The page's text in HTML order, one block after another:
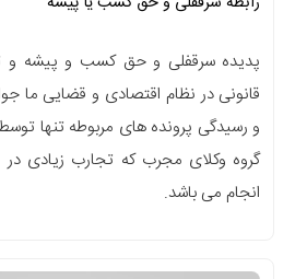
پدیده سرقفلی و حق کسب و پیشه و
قانونی در نظام اقتصادی و قضایی ما
و رسیدگی پرونده های مربوطه تنها
گروه وکلای مجرب که تجارب زیادی
انجام می باشد.